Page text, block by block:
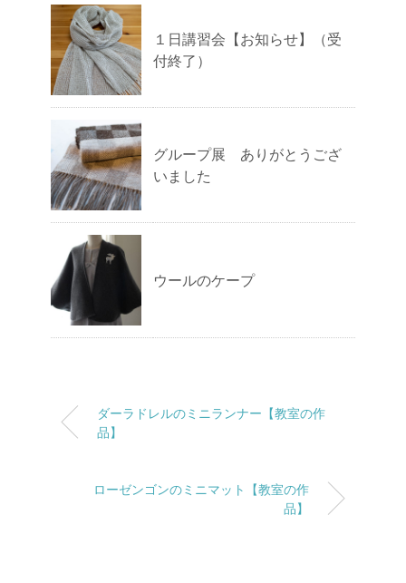
１日講習会【お知らせ】（受
付終了）
グループ展 ありがとうござ
いました
ウールのケープ
ダーラドレルのミニランナー【教室の作
品】
ローゼンゴンのミニマット【教室の作
品】